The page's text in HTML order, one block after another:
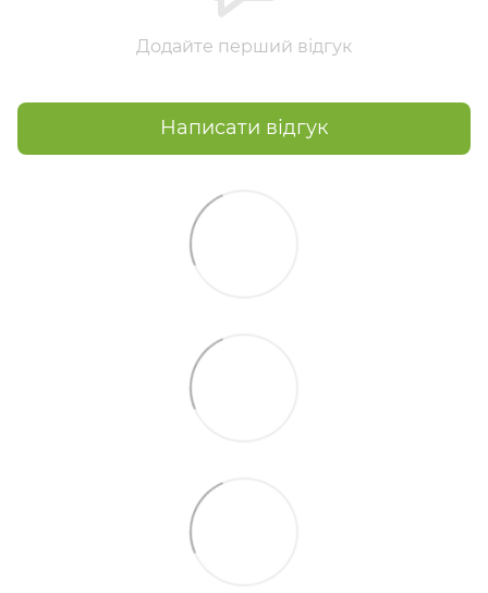
Додайте перший відгук
Написати відгук